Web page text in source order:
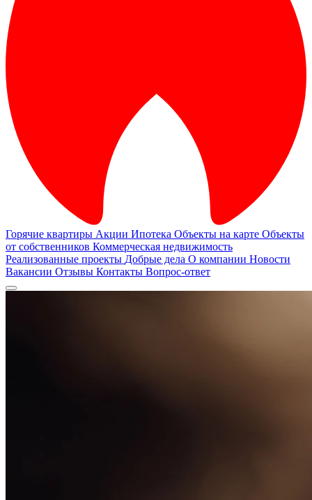
Горячие квартиры Акции Ипотека Объекты на карте Объекты
от собственников Коммерческая недвижимость
Реализованные проекты Добрые дела О компании Новости
Вакансии Отзывы Контакты Вопрос-ответ